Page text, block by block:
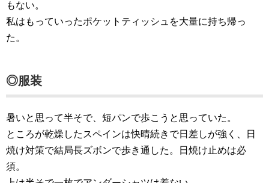
もない。
私はもっていったポケットティッシュを大量に持ち帰っ
た。
◎服装
暑いと思って半そで、短パンで歩こうと思っていた。
ところが乾燥したスペインは快晴続きで日差しが強く、日
焼け対策で結局長ズボンで歩き通した。日焼け止めは必
須。